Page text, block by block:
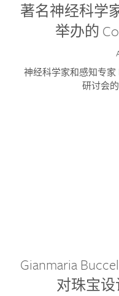
著名神经科学
举办的
神经科学家和感知专家
研讨会
Gianmaria
对珠宝